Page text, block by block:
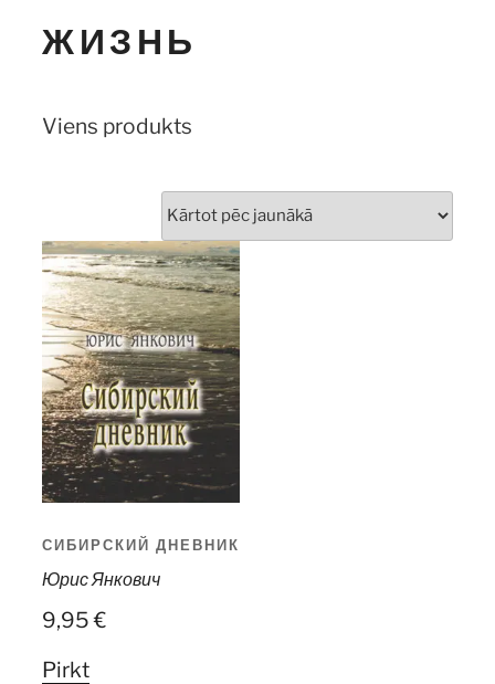
ЖИЗНЬ
Viens produkts
СИБИРСКИЙ ДНЕВНИК
Юрис Янкович
9,95€
Pirkt